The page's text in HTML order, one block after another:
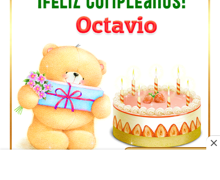
Gifs Feliz Cumpleaños Pilar